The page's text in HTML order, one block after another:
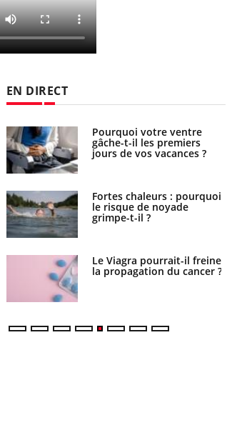
EN DIRECT
Pourquoi votre ventre
gâche-t-il les premiers
jours de vos vacances ?
Fortes chaleurs : pourquoi
le risque de noyade
grimpe-t-il ?
Le Viagra pourrait-il freiner
la propagation du cancer ?
Pourquoi manger moins de
protéines pourrait
finalement être bénéfique
Grossesse et chaleur : ce
que dit la science
Le smartphone nuit-il à
l'apprentissage de la
lecture ?